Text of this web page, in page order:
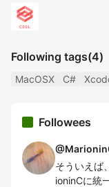
Following tags(4)
MacOSX C#
Followees
@
そういえば
ioninCに統